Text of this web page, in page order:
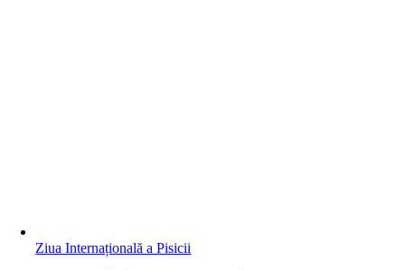
Ziua Internațională a Pisicii